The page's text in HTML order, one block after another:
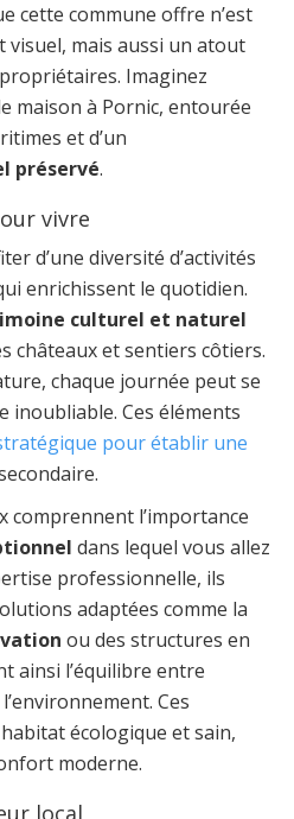
cette commune offre n’est
mais aussi un atout
Imaginez
maison à Pornic, entourée
et d’un
préservé.
vivre
d’une diversité d’activités
enrichissent le quotidien.
culturel et naturel
châteaux et sentiers côtiers.
chaque journée peut se
Ces éléments
pour établir une
comprennent l’importance
dans lequel vous allez
professionnelle, ils
adaptées comme la
ou des structures en
ainsi l’équilibre entre
Ces
écologique et sain,
moderne.